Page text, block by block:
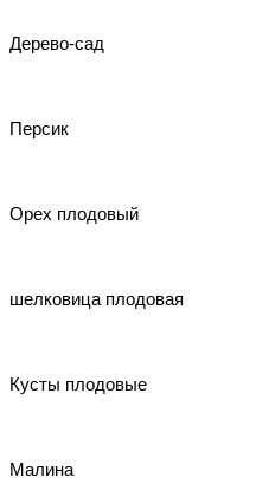
Дерево-сад
Персик
Орех плодовый
шелковица плодовая
Кусты плодовые
Малина